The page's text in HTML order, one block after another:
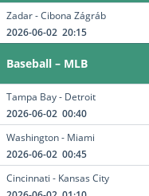
Zadar - Cibona Zágráb
2026-06-02 20:15
Baseball – MLB
Tampa Bay - Detroit
2026-06-02 00:40
Washington - Miami
2026-06-02 00:45
Cincinnati - Kansas City